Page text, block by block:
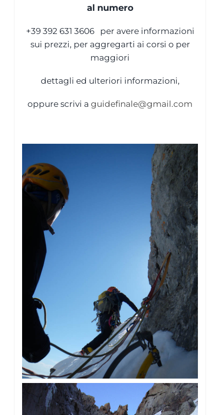
al numero
+39 392 631 3606 per avere informazioni
sui prezzi, per aggregarti ai corsi o per
maggiori
dettagli ed ulteriori informazioni,
oppure scrivi a guidefinale@gmail.com